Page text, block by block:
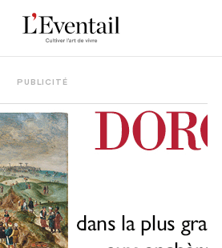
PUBLICITÉ